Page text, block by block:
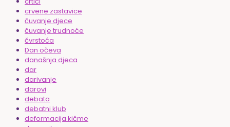
crvene zastavice
čuvanje djece
čuvanje trudnoće
čvrstoća
Dan očeva
današnja djeca
dar
darivanje
darovi
debata
debatni klub
deformacija kičme